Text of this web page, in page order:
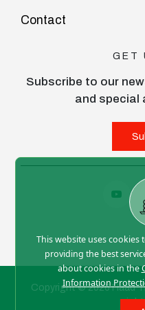
This website uses cookies
providing the best
about cookies in the
Information
Contact
GET
Subscribe to our
and special
Copyright © 2026 Haad
right